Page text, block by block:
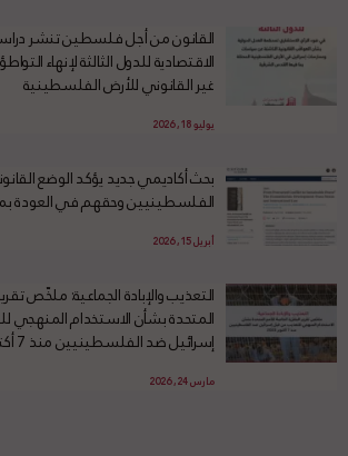
القانون من أجل فلسطين تنشر
الاقتصادية للدول الثالثة لإنهاء
غير القانوني للأرض الفلسطينية
يوليو 18, 2026
بحث أكاديمي جديد يؤكد الوضع
الفلسطينيين وحقهم في العودة
أبريل 15, 2026
التعذيب والإبادة الجماعية: ملخّص
المتحدة بشأن الاستخدام المنهجي
إسرائيل ضد الفلسطينيين منذ 7 أكتوبر 2023
مارس 24, 2026